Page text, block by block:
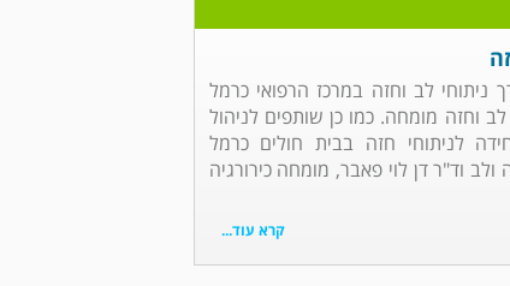
ניתוחי לב וחזה במרכז הרפואי כרמל
וחזה מומחה. כמו כן שותפים לניהול
לניתוחי חזה בבית חולים כרמל
וד"ר דן לוי פאבר, מומחה כירורגיה
קרא עוד...